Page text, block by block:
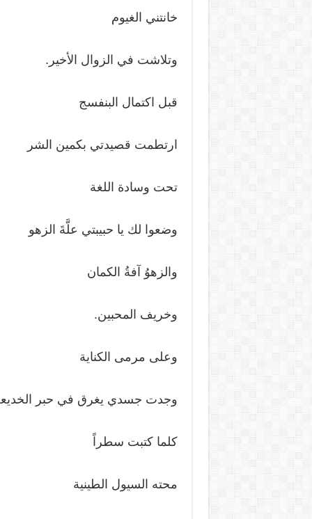
خانتني الغيوم
وتلاشت في الزوال الأخير.
قبل اكتمال البنفسج
ارتطمت قصيدتي بكمين الشر
تحت وسادة اللغة
وضعوا لك يا حبيبتي علَّةَ الزهو
والزهوُ آفةُ الكمان
وخريف المحبين.
وعلى مرمى الكناية
وجدت جسدي يغرق في حبر
كلما كتبت سطراً
محته السيول الطينية